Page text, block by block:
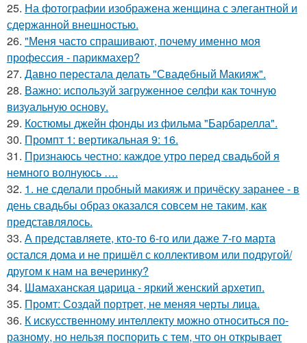
25. На фотографии изображена женщина с элегантной и
сдержанной внешностью.
26. "Меня часто спрашивают, почему именно моя
профессия - парикмахер?
27. Давно перестала делать "Свадебный Макияж".
28. Важно: используй загруженное селфи как точную
визуальную основу.
29. Костюмы джейн фонды из фильма "Барбарелла".
30. Промпт 1: вертикальная 9: 16.
31. Признаюсь честно: каждое утро перед свадьбой я
немного волнуюсь ….
32. 1. не сделали пробный макияж и причёску заранее - в
день свадьбы образ оказался совсем не таким, как
представлялось.
33. А представляете, кто-то 6-го или даже 7-го марта
остался дома и не пришёл с коллективом или подругой/
другом к нам на вечеринку?
34. Шамаханская царица - яркий женский архетип.
35. Промт: Создай портрет, не меняя черты лица.
36. К искусственному интеллекту можно относиться по-
разному, но нельзя поспорить с тем, что он открывает